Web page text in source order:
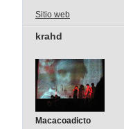
Sitio web
krahd
Macacoadicto